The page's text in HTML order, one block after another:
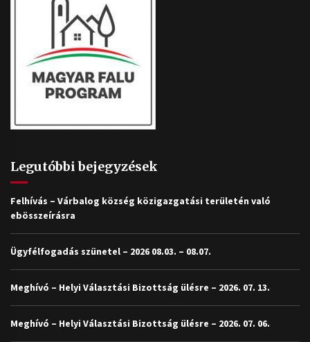
Legutóbbi bejegyzések
Felhívás – Várbalog község közigazgatási területén való
ebösszeírásra
Ügyfélfogadás szünetel – 2026 08.03. – 08.07.
Meghívó – Helyi Választási Bizottság ülésre – 2026. 07. 13.
Meghívó – Helyi Választási Bizottság ülésre – 2026. 07. 06.